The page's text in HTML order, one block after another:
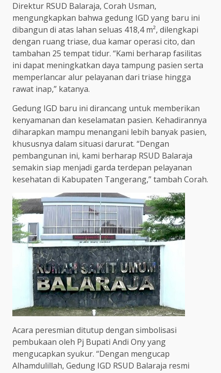
Direktur RSUD Balaraja, Corah Usman,
mengungkapkan bahwa gedung IGD yang baru ini
dibangun di atas lahan seluas 418,4 m², dilengkapi
dengan ruang triase, dua kamar operasi cito, dan
tambahan 25 tempat tidur. “Kami berharap fasilitas
ini dapat meningkatkan daya tampung pasien serta
memperlancar alur pelayanan dari triase hingga
rawat inap,” katanya.
Gedung IGD baru ini dirancang untuk memberikan
kenyamanan dan keselamatan pasien. Kehadirannya
diharapkan mampu menangani lebih banyak pasien,
khususnya dalam situasi darurat. “Dengan
pembangunan ini, kami berharap RSUD Balaraja
semakin siap menjadi garda terdepan pelayanan
kesehatan di Kabupaten Tangerang,” tambah Corah.
Acara peresmian ditutup dengan simbolisasi
pembukaan oleh Pj Bupati Andi Ony yang
mengucapkan syukur. “Dengan mengucap
Alhamdulillah, Gedung IGD RSUD Balaraja resmi